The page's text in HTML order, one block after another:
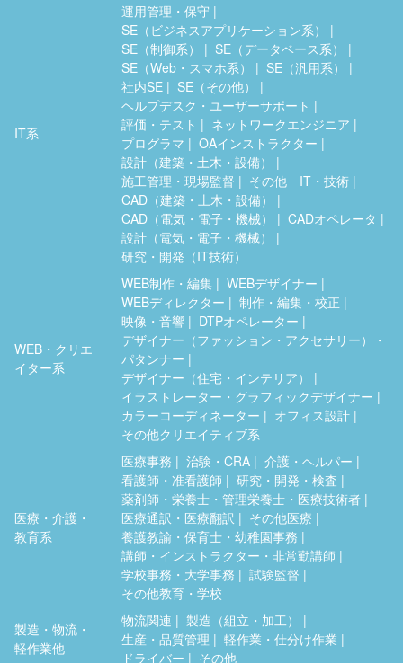
IT系
運用管理・保守
SE（ビジネスアプリケーション系）
SE（制御系）
SE（データベース系）
SE（Web・スマホ系）
SE（汎用系）
社内SE
SE（その他）
ヘルプデスク・ユーザーサポート
評価・テスト
ネットワークエンジニア
プログラマ
OAインストラクター
設計（建築・土木・設備）
施工管理・現場監督
その他 IT・技術
CAD（建築・土木・設備）
CAD（電気・電子・機械）
CADオペレータ
設計（電気・電子・機械）
研究・開発（IT技術）
WEB・クリエ
イター系
WEB制作・編集
WEBデザイナー
WEBディレクター
制作・編集・校正
映像・音響
DTPオペレーター
デザイナー（ファッション・アクセサリー）・
パタンナー
デザイナー（住宅・インテリア）
イラストレーター・グラフィックデザイナー
カラーコーディネーター
オフィス設計
その他クリエイティブ系
医療・介護・
教育系
医療事務 治験・CRA
介護・ヘルパー
看護師・准看護師
研究・開発・検査
薬剤師・栄養士・管理栄養士・医療技術者
医療通訳・医療翻訳
その他医療
養護教諭・保育士・幼稚園事務
講師・インストラクター・非常勤講師
学校事務・大学事務
試験監督
その他教育・学校
製造・物流・
軽作業他
物流関連
製造（組立・加工）
生産・品質管理
軽作業・仕分け作業
ドライバー
その他